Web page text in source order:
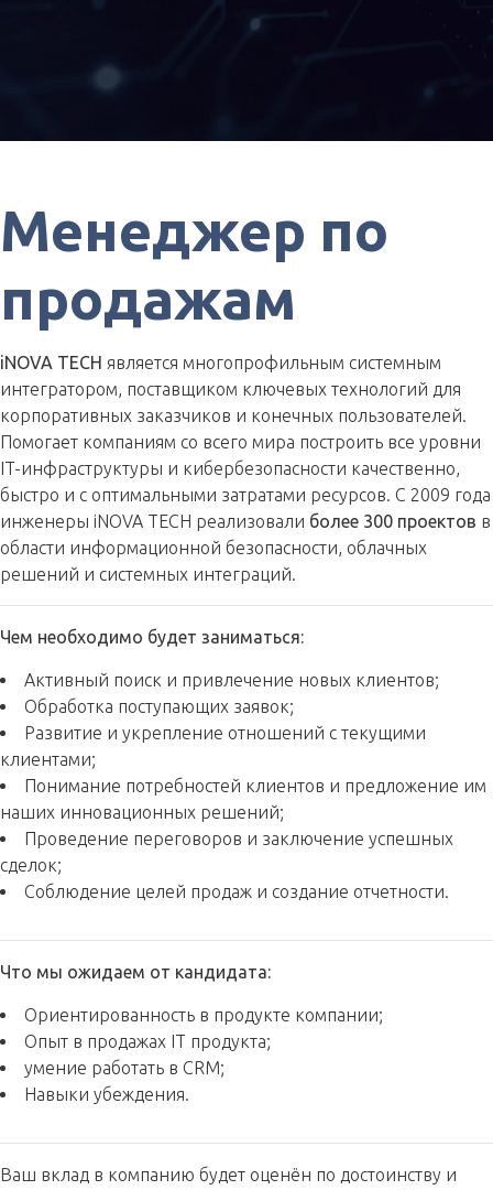
Менеджер по
продажам
iNOVA TECH является многопрофильным системным
интегратором, поставщиком ключевых технологий для
корпоративных заказчиков и конечных пользователей.
Помогает компаниям со всего мира построить все уровни
IT-инфраструктуры и кибербезопасности качественно,
быстро и с оптимальными затратами ресурсов. С 2009 года
инженеры iNOVA TECH реализовали более 300 проектов в
области информационной безопасности, облачных
решений и системных интеграций.
Чем необходимо будет заниматься:
Активный поиск и привлечение новых клиентов;
Обработка поступающих заявок;
Развитие и укрепление отношений с текущими
клиентами;
Понимание потребностей клиентов и предложение им
наших инновационных решений;
Проведение переговоров и заключение успешных
сделок;
Соблюдение целей продаж и создание отчетности.
Что мы ожидаем от кандидата:
Ориентированность в продукте компании;
Опыт в продажах IT продукта;
умение работать в CRM;
Навыки убеждения.
Ваш вклад в компанию будет оценён по достоинству и